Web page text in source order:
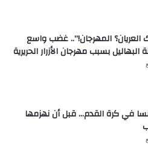
المهرجان!”.. غضب واسع
بسبب مهرجان الأزرار الحريرية
في كرة القدم… قبل أن نهزمها